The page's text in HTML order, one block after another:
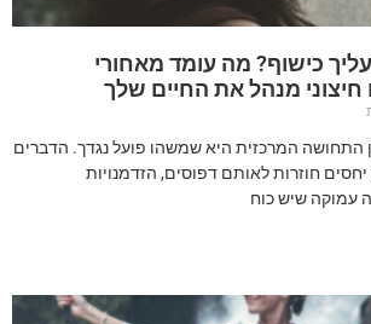
כישוף? מה עומד מאחורי
מנהל את החיים שלך
התחושה המרכזית היא שמשהו פועל נגדך. הדברים
חוזרות לאותם דפוסים, הזדמנויות
עמוקה שיש כוח